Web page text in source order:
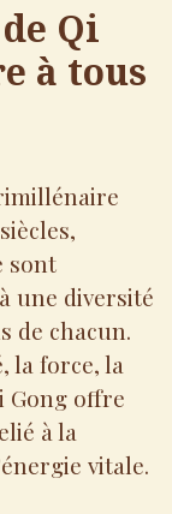
Qi
à tous
sont
une diversité
de chacun.
la force, la
Gong offre
à la
vitale.